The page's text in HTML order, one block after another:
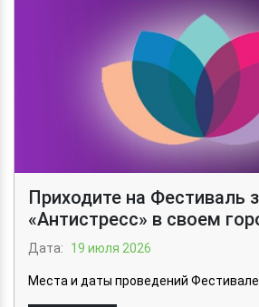
Приходите на Фестиваль
«Антистресс» в своем
Дата: 19 июля 2026
Места и даты проведений